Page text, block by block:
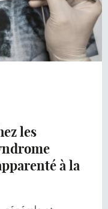
les
à la